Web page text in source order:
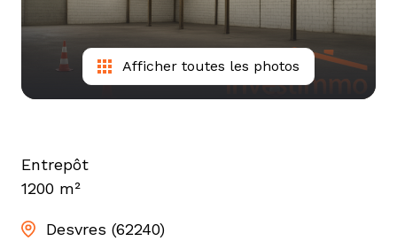
Afficher toutes les photos
Entrepôt
1200 m²
Desvres (62240)